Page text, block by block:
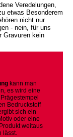
Veredelungen,
etwas Besonderem
nicht nur
- nein, für uns
Gravuren kein
kann man
es wird eine
Bedruckstoff
sich ein
oder eine
weitaus
lässt.